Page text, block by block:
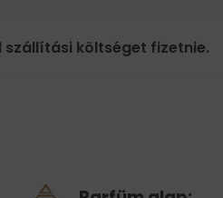
szállítási költséget fizetnie.